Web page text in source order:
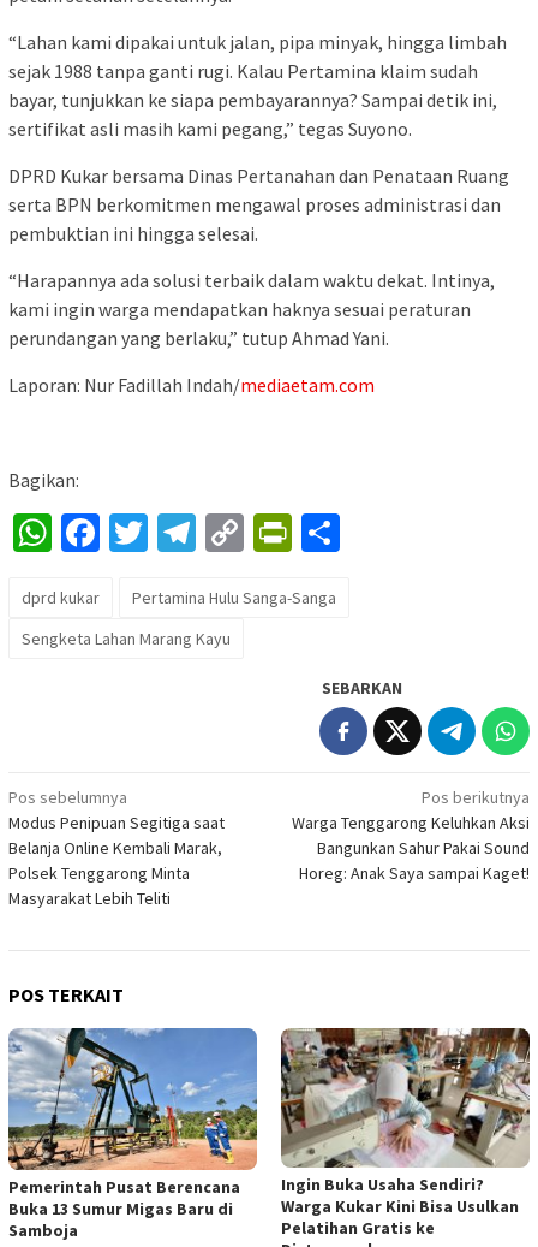
“Lahan kami dipakai untuk jalan, pipa minyak, hingga limbah
sejak 1988 tanpa ganti rugi. Kalau Pertamina klaim sudah
bayar, tunjukkan ke siapa pembayarannya? Sampai detik ini,
sertifikat asli masih kami pegang,” tegas Suyono.
DPRD Kukar bersama Dinas Pertanahan dan Penataan Ruang
serta BPN berkomitmen mengawal proses administrasi dan
pembuktian ini hingga selesai.
“Harapannya ada solusi terbaik dalam waktu dekat. Intinya,
kami ingin warga mendapatkan haknya sesuai peraturan
perundangan yang berlaku,” tutup Ahmad Yani.
Laporan: Nur Fadillah Indah/mediaetam.com
Bagikan:
WhatsApp
Facebook
Twitter
Telegram
CopyPrintFriendly
dprd kukar
Pertamina Hulu Sanga-Sanga
Sengketa Lahan Marang Kayu
SEBARKAN
Navigasi
pos
Pos sebelumnya
Modus Penipuan Segitiga saat
Belanja Online Kembali Marak,
Polsek Tenggarong Minta
Masyarakat Lebih Teliti
Pos berikutnya
Warga Tenggarong Keluhkan Aksi
Bangunkan Sahur Pakai Sound
Horeg: Anak Saya sampai Kaget!
POS TERKAIT
Pemerintah Pusat Berencana
Buka 13 Sumur Migas Baru di
Samboja
Ingin Buka Usaha Sendiri?
Warga Kukar Kini Bisa Usulkan
Pelatihan Gratis ke